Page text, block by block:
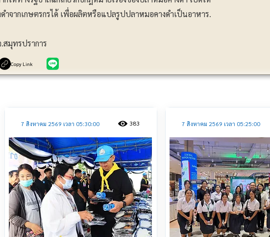
ำจากเกษตรกรได้ เพื่อผลิตหรือแปลรูปปลาหมอคางดำเป็นอาหาร.
สมุทรปราการ
Copy Link
ประชาสัมพันธ์
7 สิงหาคม 2569 เวลา 05:30:00 383 7 สิงหาคม 2569 เวลา 05:25:00